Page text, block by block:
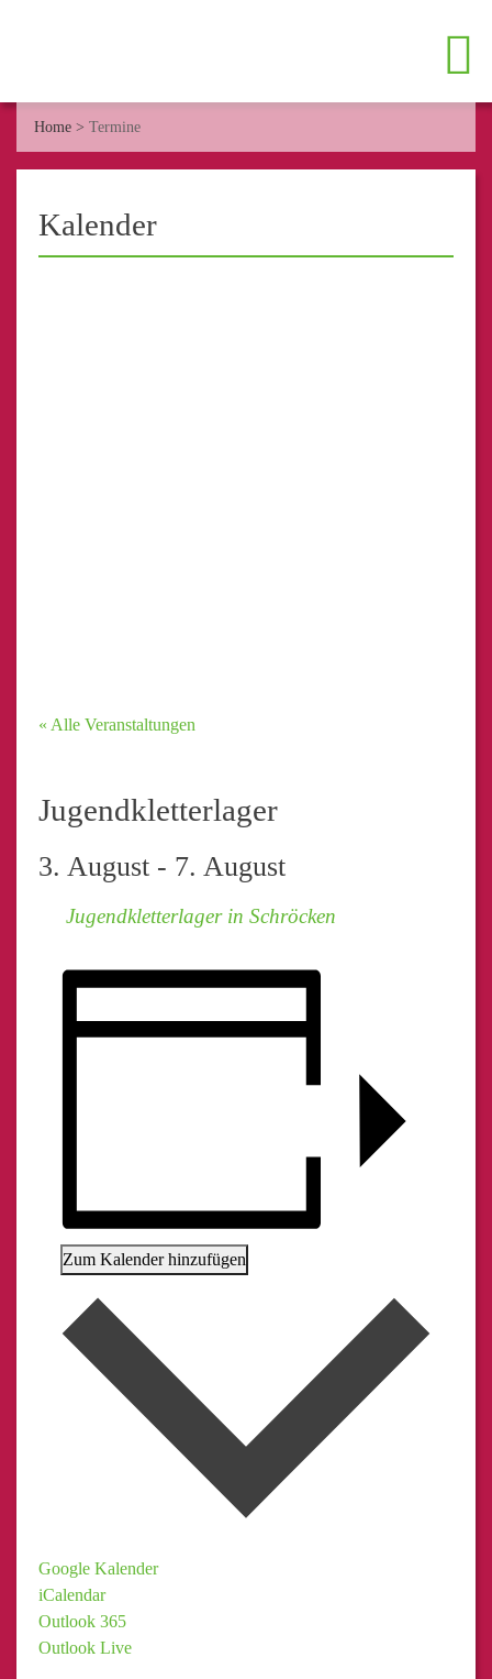
Home > Termine
Kalender
« Alle Veranstaltungen
Jugendkletterlager
3. August - 7. August
Jugendkletterlager in Schröcken
Zum Kalender hinzufügen
Google Kalender
iCalendar
Outlook 365
Outlook Live